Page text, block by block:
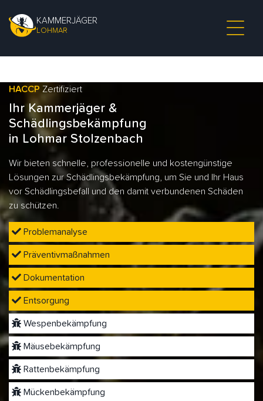
KAMMERJÄGER
LOHMAR
HACCP Zertifiziert
Ihr Kammerjäger &
Schädlingsbekämpfung
in Lohmar Stolzenbach
Wir bieten schnelle, professionelle und kostengünstige
Lösungen zur Schädlingsbekämpfung, um Sie und Ihr Haus
vor Schädlingsbefall und den damit verbundenen Schäden
zu schützen.
Problemanalyse
Präventivmaßnahmen
Dokumentation
Entsorgung
Wespenbekämpfung
Mäusebekämpfung
Rattenbekämpfung
Mückenbekämpfung